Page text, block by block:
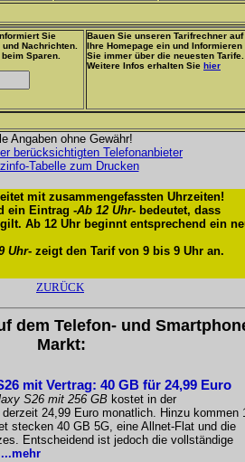
Sie
Nachrichten.
Sparen.
Bauen Sie unseren Tarifrechner auf
Ihre Homepage ein und Informieren
Sie immer über die neuesten Tarife.
Weitere Infos erhalten Sie hier
Angaben ohne Gewähr!
berücksichtigten Telefonanbieter
Tabelle zum Drucken
mit zusammengefassten Uhrzeiten!
ein Eintrag -Ab 12 Uhr- bedeutet, dass
Ab 12 Uhr beginnt entsprechend ein
Uhr- zeigt den Tarif von 9 bis 9 Uhr an.
ZURÜCK
dem Telefon- und
Markt:
mit Vertrag: 40 GB für 24,99 Euro
S26 mit 256 GB kostet in der
24,99 Euro monatlich. Hinzu kommen
stecken 40 GB 5G, eine Allnet-Flat und die
Entscheidend ist jedoch die vollständige
...mehr